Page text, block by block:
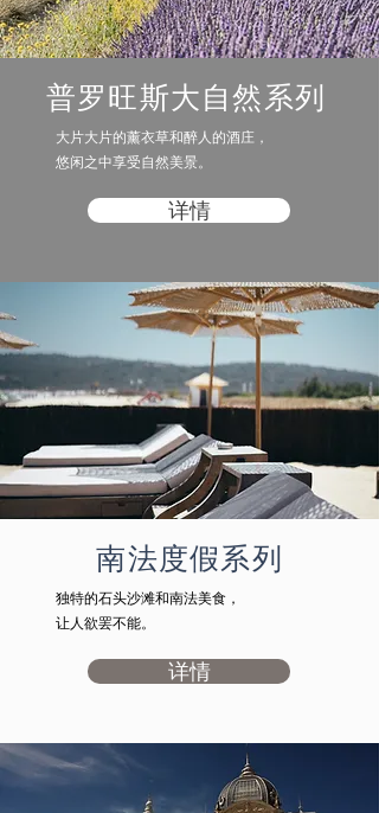
普罗旺斯大自然系列
​大片大片的薰衣草和醉人的酒庄，
悠闲之中享受自然美景。
详情
南法度假系列
独特的石头沙滩和南法美食，
让人欲罢不能。
详情